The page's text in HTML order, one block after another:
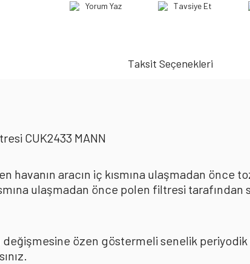
Yorum Yaz Tavsiye Et
Taksit Seçenekleri
CUK2433 MANN
havanın aracın iç kısmına ulaşmadan önce
ulaşmadan önce polen filtresi tarafından
değişmesine özen göstermeli senelik